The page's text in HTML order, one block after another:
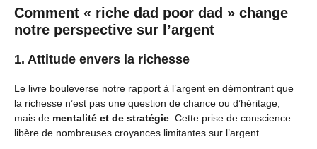
Comment « riche dad poor dad » change
notre perspective sur l’argent
1. Attitude envers la richesse
Le livre bouleverse notre rapport à l’argent en démontrant que
la richesse n’est pas une question de chance ou d’héritage,
mais de mentalité et de stratégie . Cette prise de conscience
libère de nombreuses croyances limitantes sur l’argent.